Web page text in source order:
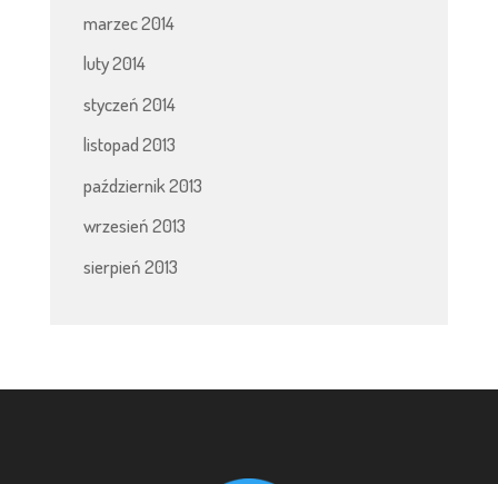
marzec 2014
luty 2014
styczeń 2014
listopad 2013
październik 2013
wrzesień 2013
sierpień 2013